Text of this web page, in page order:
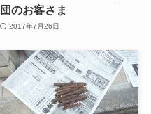
団のお客さま
2017年7月26日